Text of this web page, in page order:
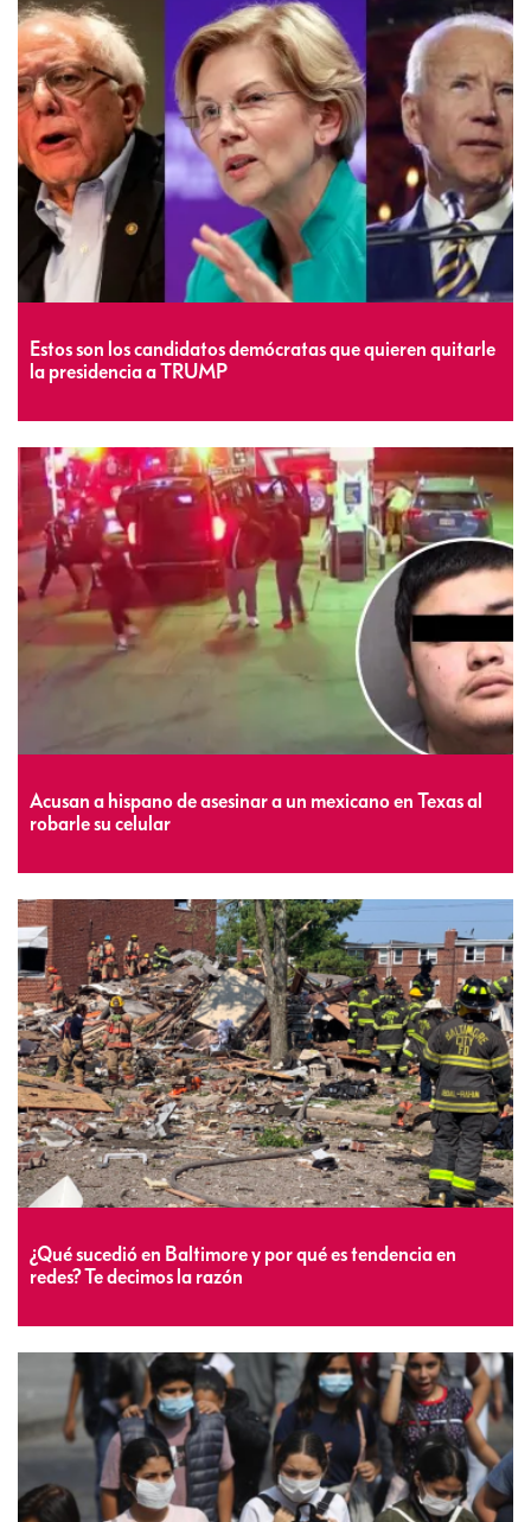
Estos son los candidatos demócratas que quieren quitarle
la presidencia a TRUMP
Acusan a hispano de asesinar a un mexicano en Texas al
robarle su celular
¿Qué sucedió en Baltimore y por qué es tendencia en
redes? Te decimos la razón